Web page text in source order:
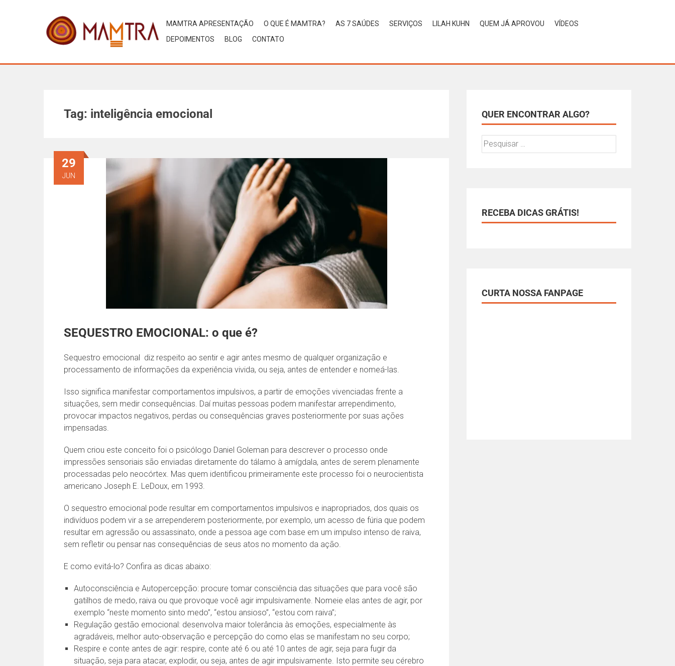
MAMTRA APRESENTAÇÃO O QUE É MAMTRA? AS 7 SAÚDES SERVIÇOS LILAH KUHN QUEM JÁ APROVOU
VÍDEOS
DEPOIMENTOS
BLOG CONTATO
Tag: inteligência emocional
SEQUESTRO EMOCIONAL: o que é?
29
JUN
Sequestro emocional diz respeito ao sentir e agir antes mesmo de qualquer organização e
processamento de informações da experiência vivida, ou seja, antes de entender e nomeá-las.
Isso significa manifestar comportamentos impulsivos, a partir de emoções vivenciadas frente a
situações, sem medir consequências. Daí muitas pessoas podem manifestar arrependimento,
provocar impactos negativos, perdas ou consequências graves posteriormente por suas ações
impensadas.
Quem criou este conceito foi o psicólogo Daniel Goleman para descrever o processo onde
impressões sensoriais são enviadas diretamente do tálamo à amígdala, antes de serem plenamente
processadas pelo neocórtex. Mas quem identificou primeiramente este processo foi o neurocientista
americano Joseph E. LeDoux, em 1993.
O sequestro emocional pode resultar em comportamentos impulsivos e inapropriados, dos quais os
indivíduos podem vir a se arrependerem posteriormente, por exemplo, um acesso de fúria que podem
resultar em agressão ou assassinato, onde a pessoa age com base em um impulso intenso de raiva,
sem refletir ou pensar nas consequências de seus atos no momento da ação.
E como evitá-lo? Confira as dicas abaixo:
Autoconsciência e Autopercepção: procure tomar consciência das situações que para você são
gatilhos de medo, raiva ou que provoque você agir impulsivamente. Nomeie elas antes de agir, por
exemplo “neste momento sinto medo”, “estou ansioso”, “estou com raiva”;
Regulação gestão emocional: desenvolva maior tolerância às emoções, especialmente às
agradáveis, melhor auto-observação e percepção do como elas se manifestam no seu corpo;
Respire e conte antes de agir: respire, conte até 6 ou até 10 antes de agir, seja para fugir da
situação, seja para atacar, explodir, ou seja, antes de agir impulsivamente. Isto permite seu cérebro
QUER ENCONTRAR ALGO?
RECEBA DICAS GRÁTIS!
CURTA NOSSA FANPAGE